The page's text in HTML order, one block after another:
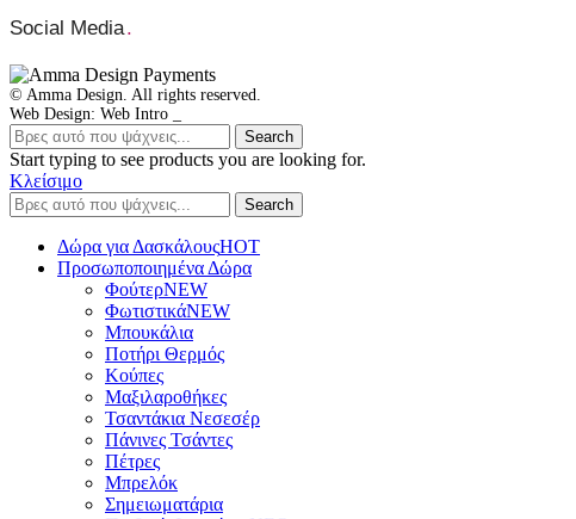
Social Media.
© Amma Design. All rights reserved.
Web Design: Web Intro _
Search
Start typing to see products you are looking for.
Κλείσιμο
Search
Δώρα για ΔασκάλουςHOT
Προσωποποιημένα Δώρα
ΦούτερNEW
ΦωτιστικάNEW
Μπουκάλια
Ποτήρι Θερμός
Κούπες
Μαξιλαροθήκες
Τσαντάκια Νεσεσέρ
Πάνινες Τσάντες
Πέτρες
Μπρελόκ
Σημειωματάρια